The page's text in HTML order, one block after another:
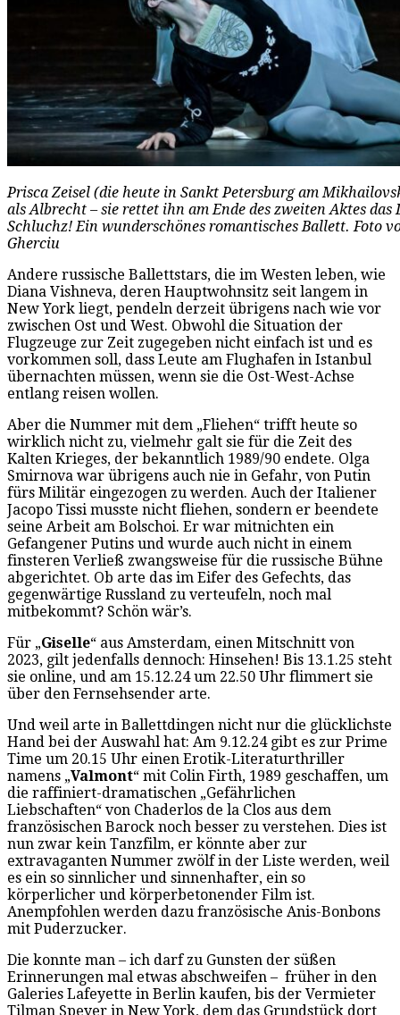
Prisca Zeisel (die heute in Sankt Petersburg am
als Albrecht – sie rettet ihn am Ende des zweiten Aktes
Schluchz! Ein wunderschönes romantisches Ballett. Foto
Gherciu
Andere russische Ballettstars, die im Westen leben, wie
Diana Vishneva, deren Hauptwohnsitz seit langem in
New York liegt, pendeln derzeit übrigens nach wie vor
zwischen Ost und West. Obwohl die Situation der
Flugzeuge zur Zeit zugegeben nicht einfach ist und es
vorkommen soll, dass Leute am Flughafen in Istanbul
übernachten müssen, wenn sie die Ost-West-Achse
entlang reisen wollen.
Aber die Nummer mit dem „Fliehen“ trifft heute so
wirklich nicht zu, vielmehr galt sie für die Zeit des
Kalten Krieges, der bekanntlich 1989/90 endete. Olga
Smirnova war übrigens auch nie in Gefahr, von Putin
fürs Militär eingezogen zu werden. Auch der Italiener
Jacopo Tissi musste nicht fliehen, sondern er beendete
seine Arbeit am Bolschoi. Er war mitnichten ein
Gefangener Putins und wurde auch nicht in einem
finsteren Verließ zwangsweise für die russische Bühne
abgerichtet. Ob arte das im Eifer des Gefechts, das
gegenwärtige Russland zu verteufeln, noch mal
mitbekommt? Schön wär’s.
Für „Giselle“ aus Amsterdam, einen Mitschnitt von
2023, gilt jedenfalls dennoch: Hinsehen! Bis 13.1.25 steht
sie online, und am 15.12.24 um 22.50 Uhr flimmert sie
über den Fernsehsender arte.
Und weil arte in Ballettdingen nicht nur die glücklichste
Hand bei der Auswahl hat: Am 9.12.24 gibt es zur Prime
Time um 20.15 Uhr einen Erotik-Literaturthriller
namens „Valmont“ mit Colin Firth, 1989 geschaffen, um
die raffiniert-dramatischen „Gefährlichen
Liebschaften“ von Chaderlos de la Clos aus dem
französischen Barock noch besser zu verstehen. Dies ist
nun zwar kein Tanzfilm, er könnte aber zur
extravaganten Nummer zwölf in der Liste werden, weil
es ein so sinnlicher und sinnenhafter, ein so
körperlicher und körperbetonender Film ist.
Anempfohlen werden dazu französische Anis-Bonbons
mit Puderzucker.
Die konnte man – ich darf zu Gunsten der süßen
Erinnerungen mal etwas abschweifen – früher in den
Galeries Lafeyette in Berlin kaufen, bis der Vermieter
Tilman Speyer in New York, dem das Grundstück dort